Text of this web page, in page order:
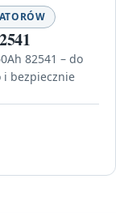
82541 – do
i bezpiecznie